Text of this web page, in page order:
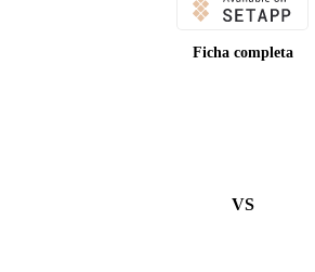
Ficha completa
VS